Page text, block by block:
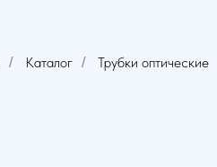
/ Каталог / Трубки оптические